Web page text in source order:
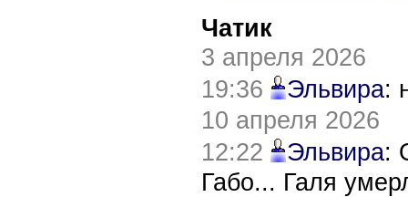
Чатик
3 апреля 2026
19:36
Эльвира:
10 апреля 2026
12:22
Эльвира:
Габо... Галя